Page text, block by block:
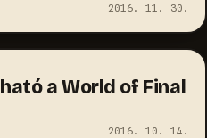
2016. 11. 30.
a World of Final
2016. 10. 14.